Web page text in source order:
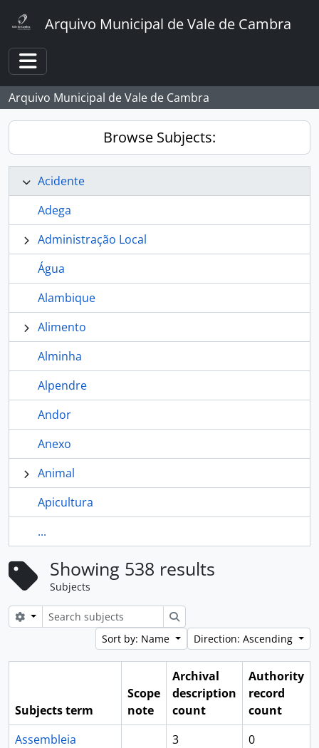
Arquivo Municipal de Vale de Cambra
Toggle navigation
Arquivo Municipal de Vale de Cambra
Browse Subjects:
Acidente
Adega
Administração Local
Água
Alambique
Alimento
Alminha
Alpendre
Andor
Anexo
Animal
Apicultura
...
Showing 538 results
Subjects
Search options
Search
Sort by: Name
Direction: Ascending
Subjects term
Scope
note
Archival
description
count
Authority
record
count
Assembleia
3 0